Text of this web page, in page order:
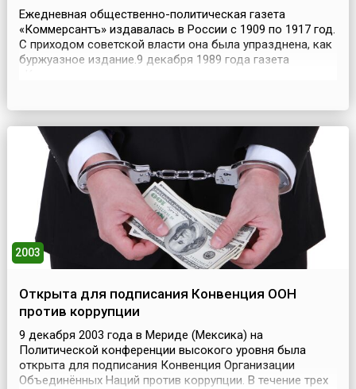
Ежедневная общественно-политическая газета
«Коммерсантъ» издавалась в России с 1909 по 1917 год.
С приходом советской власти она была упразднена, как
буржуазное издание.9 декабря 1989 года газета
1992 г...
2003
Открыта для подписания Конвенция ООН
против коррупции
9 декабря 2003 года в Мериде (Мексика) на
Политической конференции высокого уровня была
открыта для подписания Конвенция Организации
Объединённых Наций против коррупции. В течение трех